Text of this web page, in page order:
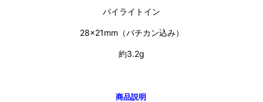
パイライトイン
28×21mm（バチカン込み）
約3.2g
商品説明